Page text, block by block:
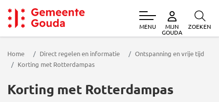
Gemeente Gouda
MENU MIJN
GOUDA
ZOEKEN
Home Direct regelen en informatie
Ontspanning en vrije tijd
Korting met Rotterdampas
Korting met Rotterdampas